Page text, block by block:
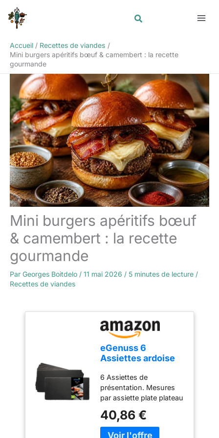
contenu
Accueil
Recettes de viandes
Mini burgers apéritifs bœuf & camembert : la recette
gourmande
Mini burgers apéritifs bœuf
& camembert : la recette
gourmande
Par Georges Boitdelo / 11 mai 2026 / 5 minutes de lecture /
Recettes de viandes
eGenuss 6
Assiettes ardoise
sushis plateau
ardoise planche de
service assiettes
rectangulaires
assiettes plates
plateau fromage
6 Assiettes de
présentation. Mesures
par assiette plate plateau
largeur 15 cm, épaisseur
0,5 cm. Assiette ardoise
40,86 €